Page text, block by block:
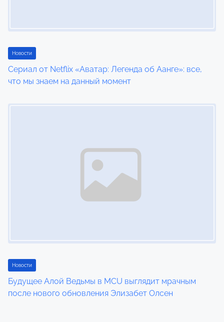
Новости
Сериал от Netflix «Аватар: Легенда об Аанге»: все,
что мы знаем на данный момент
Новости
Будущее Алой Ведьмы в MCU выглядит мрачным
после нового обновления Элизабет Олсен